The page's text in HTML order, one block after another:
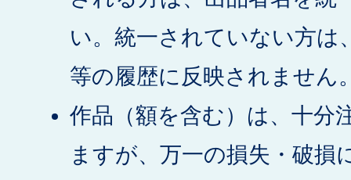
い。統一されていない方は
等の履歴に反映されません
作品（額を含む）は、十分
ますが、万一の損失・破損